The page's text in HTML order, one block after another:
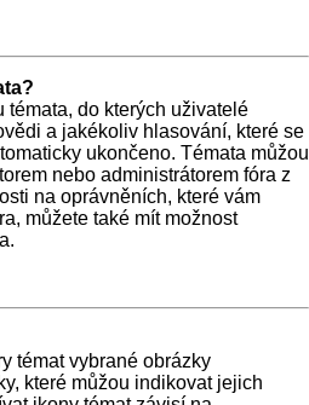
témata, do kterých uživatelé
a jakékoliv hlasování, které se
ukončeno. Témata můžou
nebo administrátorem fóra z
na oprávněních, které vám
můžete také mít možnost
témat vybrané obrázky
které můžou indikovat jejich